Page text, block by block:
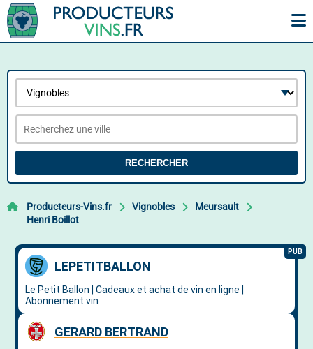
RECHERCHER
Producteurs-Vins.fr Vignobles
Meursault
Henri Boillot